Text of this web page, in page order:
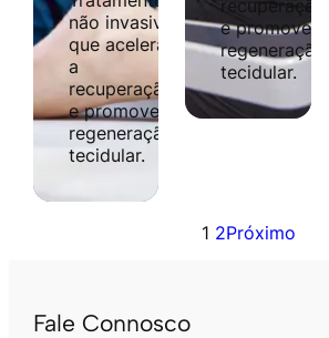
não invasivo
que acelera
a
recuperação
e promove
regeneração
tecidular.
recuperação
e promove
regeneração
tecidular.
1 2Próximo
Fale Connosco